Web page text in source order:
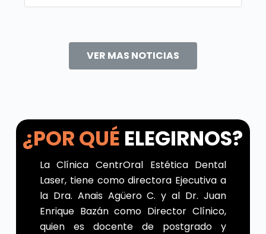
VER MAS NOTICIAS
¿POR QUÉ ELEGIRNOS?
La Clínica CentrOral Estética Dental
Laser, tiene como directora Ejecutiva a
la Dra. Anais Agüero C. y al Dr. Juan
Enrique Bazán como Director Clínico,
quien es docente de postgrado y